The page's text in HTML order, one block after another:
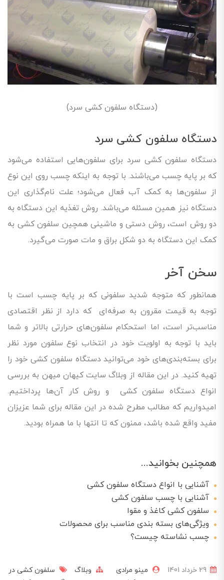
(دستگاه سلفون کشی سرد)
دستگاه سلفون کشی سرد
دستگاه سلفون کشی سرد برای سلفون‌هایی استفاده می‌شود
که بر پایه چسب می‌باشند. با توجه به اینکه چسب روی این نوع
از سلفون‌ها به کمک آب فعال می‌شود؛ علت نام‌گذاری این
دستگاه نیز همین مسئله می‌باشد. روش تغذیه این دستگاه به
دو روش است، روش دستی و ماشینی همچین سلفون کشی به
کمک این دستگاه به دو شکل براق و مات صورت می‌گیرد.
سخن آخر
همانطور که متوجه شدید سلفونی که بر پایه چسب است با
توجه به قیمت مقرون به صرفه‌ای که دارد از نظر اقتصادی
مناسب‌تر است، اما استحکام سلفون‌های حرارتی بالاتر و شما
باید با توجه به اولویت خود در انتخاب نوع سلفون مورد نظر
برای بسته‌بندی‌های خود می‌توانید دستگاه سلفون کشی خود را
تهیه کنید. در این مقاله از وبلاگ سایت کیهان میهن به بررسی
انواع دستگاه سلفون کشی و روش کار آن‌ها پرداختیم.
امیدواریم که مطالب مطرح شده در این مقاله برای شما عزیزان
مفید واقع شده باشد، ممنون که تا انتها با ما همراه بودید.
همچنین بخوانید...
آشنایی با انواع دستگاه‌ سلفون کشی
آشنایی با چسب سلفون کشی
سلفون کشی کاغذ و مقوا
ویژگی‌های بسته بندی مناسب برای محصولات
چسب نشاسته چیست؟
مینو مرادی وبلاگ
سلفون کشی در